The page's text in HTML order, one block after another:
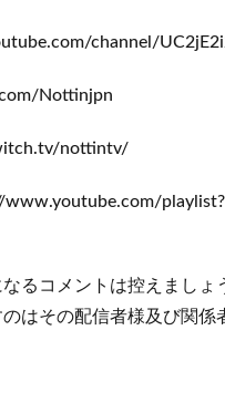
channel/
Nottinjpn
nottintv/
るコメントは控えましょ
はその配信者様及び関